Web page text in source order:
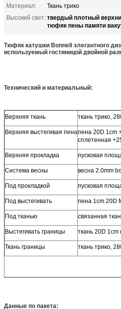
Материал:
Ткань трико
Высокий свет: твердый плотный
тюфяк пены памяти
Тюфяк катушки Bonnell элегантного
используемый гостиницой двойной
Технический и материальный:
Верхняя ткань ткань трико,
Верхняя выстегивая пенапена 20D 1cm
сплетенная
Верхняя прокладка пусковая
Система весны весна 2.0mm
Под прокладкой пусковая
Под выстегивать пена 1cm 20D
Под тканью связанная
Выстегивать границы ткань 20D
Ткань границы ткань трико,
Данные по пакета: